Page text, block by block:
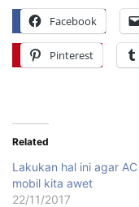
Facebook
Pinterest
Related
Lakukan hal ini agar AC
mobil kita awet
22/11/2017